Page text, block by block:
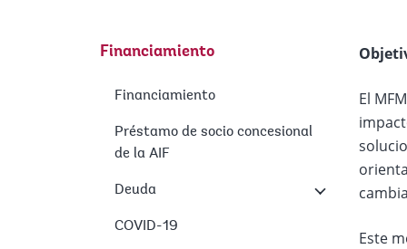
Financiamiento
Financiamiento
Préstamo de socio concesional
de la AIF
Deuda
COVID-19
El
Este